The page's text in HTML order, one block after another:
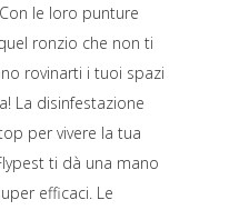
le loro punture
ronzio che non ti
rovinarti i tuoi spazi
La disinfestazione
per vivere la tua
ti dà una mano
efficaci. Le